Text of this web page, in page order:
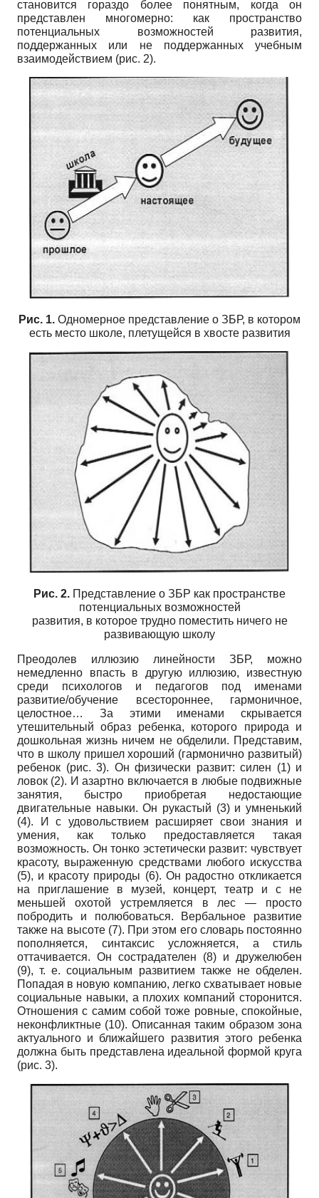
становится гораздо более понятным, когда он
представлен многомерно: как пространство
потенциальных возможностей развития,
поддержанных или не поддержанных учебным
взаимодействием (рис. 2).
Рис. 1. Одномерное представление о ЗБР, в котором
есть место школе, плетущейся в хвосте развития
Рис. 2. Представление о ЗБР как пространстве
потенциальных возможностей
развития, в которое трудно поместить ничего не
развивающую школу
Преодолев иллюзию линейности ЗБР, можно
немедленно впасть в другую иллюзию, известную
среди психологов и педагогов под именами
развитие/обучение всестороннее, гармоничное,
целостное… За этими именами скрывается
утешительный образ ребенка, которого природа и
дошкольная жизнь ничем не обделили. Представим,
что в школу пришел хороший (гармонично развитый)
ребенок (рис. 3). Он физически развит: силен (1) и
ловок (2). И азартно включается в любые подвижные
занятия, быстро приобретая недостающие
двигательные навыки. Он рукастый (3) и умненький
(4). И с удовольствием расширяет свои знания и
умения, как только предоставляется такая
возможность. Он тонко эстетически развит: чувствует
красоту, выраженную средствами любого искусства
(5), и красоту природы (6). Он радостно откликается
на приглашение в музей, концерт, театр и с не
меньшей охотой устремляется в лес — просто
побродить и полюбоваться. Вербальное развитие
также на высоте (7). При этом его словарь постоянно
пополняется, синтаксис усложняется, а стиль
оттачивается. Он сострадателен (8) и дружелюбен
(9), т. е. социальным развитием также не обделен.
Попадая в новую компанию, легко схватывает новые
социальные навыки, а плохих компаний сторонится.
Отношения с самим собой тоже ровные, спокойные,
неконфликтные (10). Описанная таким образом зона
актуального и ближайшего развития этого ребенка
должна быть представлена идеальной формой круга
(рис. 3).